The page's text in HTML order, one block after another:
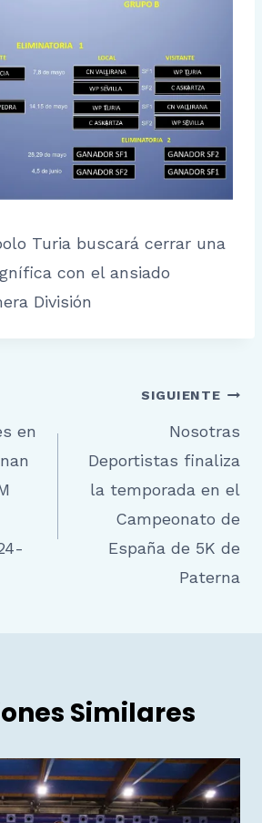
Turia buscará cerrar una
con el ansiado
División
en
SIGUIENTE
Nosotras
Deportistas finaliza
la temporada en el
Campeonato de
España de 5K de
Paterna
Similares